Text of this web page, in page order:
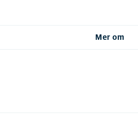
Mer om